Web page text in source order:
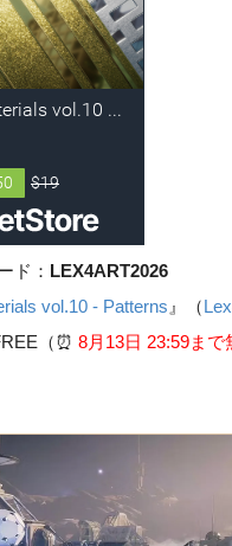
ド： LEX4ART2026
vol.10 - Patterns 』（
（⏰️ 8月13日 23:59まで